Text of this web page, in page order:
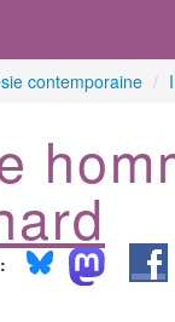
contemporaine /